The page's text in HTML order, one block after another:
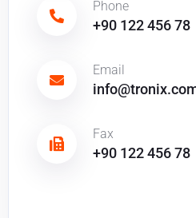
Phone
+90 122 456 78
Email
Fax
+90 122 456 78